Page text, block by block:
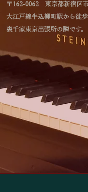
〒162-0062 東京都新宿区
大江戸線牛込柳町駅から徒
裏千家東京出張所の隣です。